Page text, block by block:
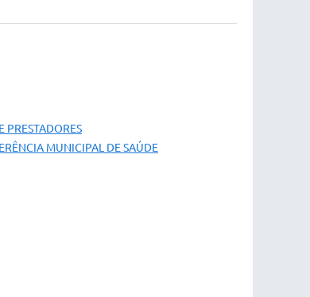
PRESTADORES
MUNICIPAL DE SAÚDE